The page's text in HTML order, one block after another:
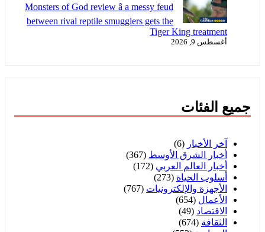
Monsters of God review â a messy feud
between rival reptile smugglers gets the
Tiger King treatment
أغسطس 9, 2026
جميع الفئات
آخر الأخبار (6)
أخبار الشرق الأوسط (367)
أخبار العالم العربي (172)
أسلوب الحياة (273)
الأجهزة والإلكترونيات (767)
الأعمال (654)
الاقتصاد (49)
الثقافة (674)